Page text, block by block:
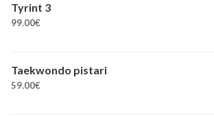
Tyrint 3
99.00€
Taekwondo pistari
59.00€